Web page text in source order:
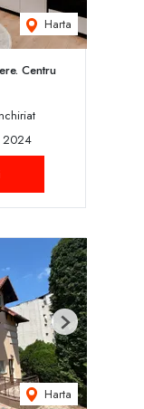
Harta
Centru
2024
Harta
Next